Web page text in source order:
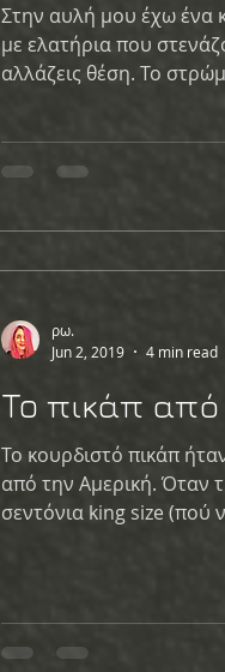
Στην αυλή μου έχω ένα
με ελατήρια που
αλλάζεις
ρω.
Jun 2, 2019
4 min read
To πικάπ από
Το κουρδιστό πικάπ
από την Αμερική. Όταν
σεντόνια king size (πού